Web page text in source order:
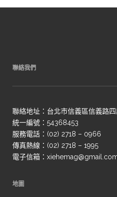
聯絡我們
聯絡地址：台北市信義區信義路
統一編號：54368453
服務電話：(02) 2718 – 0966
傳真熱線：(02) 2718 – 1995
電子信箱：
地圖